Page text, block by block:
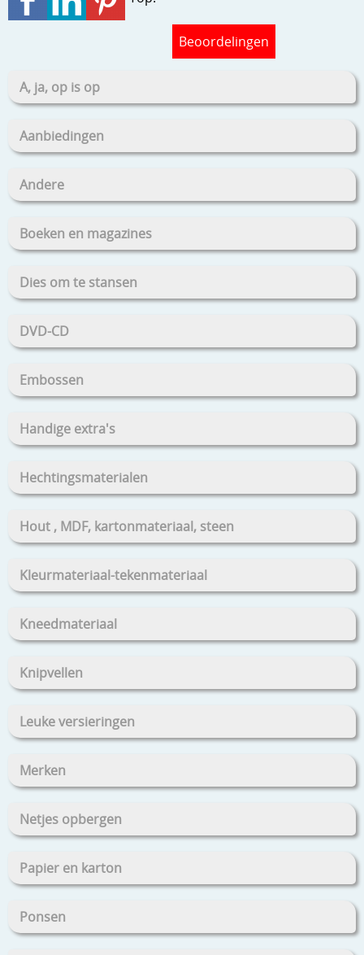
Beoordelingen
A, ja, op is op
Aanbiedingen
Andere
Boeken en magazines
Dies om te stansen
DVD-CD
Embossen
Handige extra's
Hechtingsmaterialen
Hout , MDF, kartonmateriaal, steen
Kleurmateriaal-tekenmateriaal
Kneedmateriaal
Knipvellen
Leuke versieringen
Merken
Netjes opbergen
Papier en karton
Ponsen